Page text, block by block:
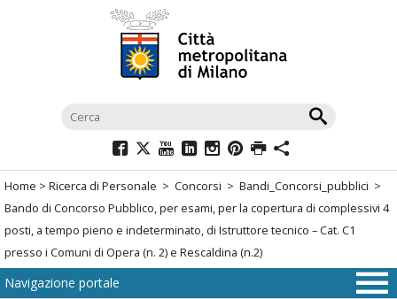
navigazione
menù
navigazione
interna
Salta
Home > Ricerca di Personale > Concorsi > Bandi_Concorsi_pubblici >
Bando di Concorso Pubblico, per esami, per la copertura di complessivi 4
posti, a tempo pieno e indeterminato, di Istruttore tecnico – Cat. C1
presso i Comuni di Opera (n. 2) e Rescaldina (n.2)
Navigazione portale